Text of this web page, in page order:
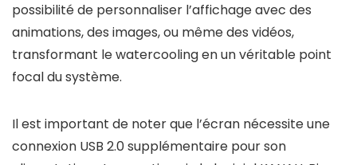
possibilité de personnaliser l’affichage avec des
animations, des images, ou même des vidéos,
transformant le watercooling en un véritable point
focal du système.
Il est important de noter que l’écran nécessite une
connexion USB 2.0 supplémentaire pour son